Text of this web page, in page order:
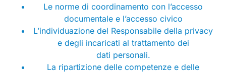
Le norme di coordinamento con l’accesso
documentale e l’accesso civico
L’individuazione del Responsabile della privacy
e degli incaricati al trattamento dei
dati personali.
La ripartizione delle competenze e delle